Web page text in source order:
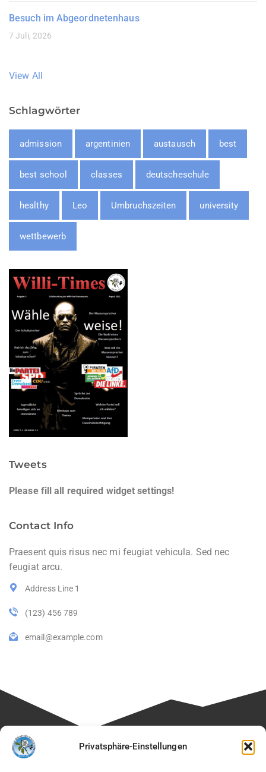
Privatsphäre-Einstellungen
Besuch im Abgeordnetenhaus
7 Juli, 2026
View All
Schlagwörter
admission argentinien austausch best
best school classes deutscheschule
healthy Leo Umbruchszeiten university
wettbewerb
Tweets
Please fill all required widget settings!
Contact Info
Praesent quis risus nec mi feugiat vehicula. Sed nec
feugiat arcu.
Address Line 1
(123) 456 789
email@example.com
Besuchen Sie auch die Seite unseres Fördervereins: